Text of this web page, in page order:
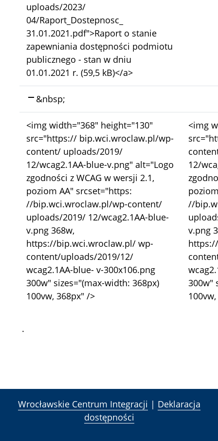
uploads/2023/
04/Raport_Dostepnosc_
31.01.2021.pdf">Raport o stanie
zapewniania dostępności podmiotu
publicznego - stan w dniu
01.01.2021 r. (59,5 kB)</a>
Skasowano:
&nbsp;
Bez
zmian:
<img width="368" height="130"
src="https:// bip.wci.wroclaw.pl/wp-
content/ uploads/2019/
12/wcag2.1AA-blue-v.png" alt="Logo
zgodności z WCAG w wersji 2.1,
poziom AA" srcset="https:
//bip.wci.wroclaw.pl/wp-content/
uploads/2019/ 12/wcag2.1AA-blue-
v.png 368w,
https://bip.wci.wroclaw.pl/ wp-
content/uploads/2019/12/
wcag2.1AA-blue- v-300x106.png
300w" sizes="(max-width: 368px)
100vw, 368px" />
Bez
zmian:
<img
12/
//
v.png
300w"
.
Wrocławskie Centrum Integracji | Deklaracja
dostępności